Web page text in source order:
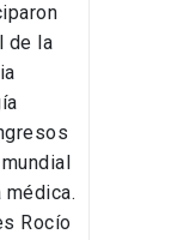
de la
Rocío